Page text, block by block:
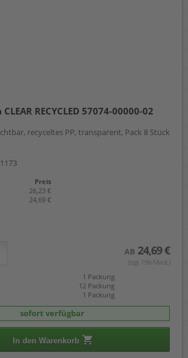
RECYCLED 57074-00000-02
recyceltes PP, transparent, Pack 8 Stück
Preis
26,23 €
24,69 €
AB 24,69 €
(zzgl. 19% Mwst.)
1 Packung
12 Packung
1 Packung
sofort verfügbar
In den Warenkorb